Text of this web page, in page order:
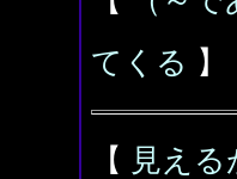
てくる 】
【 見え